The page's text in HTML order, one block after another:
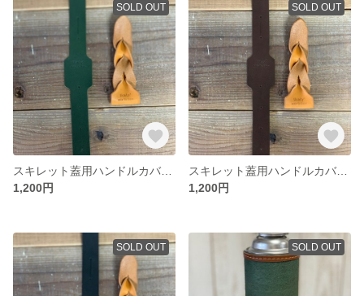
SOLD OUT
スキレット蓋用ハンドルカバー ランタンフックにも‼︎ New color khaki green
1,200円
SOLD OUT
スキレット蓋用ハンドルカバー ランタンフックにも‼︎ New color brown
1,200円
SOLD OUT SOLD OUT